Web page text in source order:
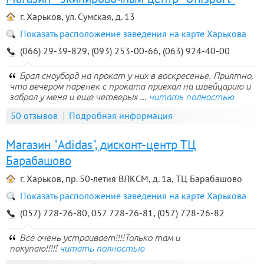
г. Харьков, ул. Сумская, д. 13
Показать расположение заведения на карте Харькова
(066) 29-39-829, (093) 253-00-66, (063) 924-40-00
Брал сноуборд на прокат у них в воскресенье. Приятно,
что вечером паренек с проката приехал на швейцарию и
забрал у меня и еще четверых ... читать полностью
50 отзывов Подробная информация
Магазин "Adidas", дисконт-центр ТЦ
Барабашово
г. Харьков, пр. 50-летия ВЛКСМ, д. 1а, ТЦ Барабашово
Показать расположение заведения на карте Харькова
(057) 728-26-80, 057 728-26-81, (057) 728-26-82
Все очень устраивает!!!!Только там и
покупаю!!!!! читать полностью